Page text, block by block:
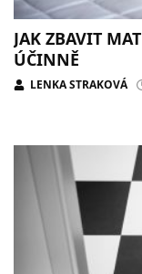
JAK ZBAVIT
ÚČINNĚ
LENKA STRAKOVÁ